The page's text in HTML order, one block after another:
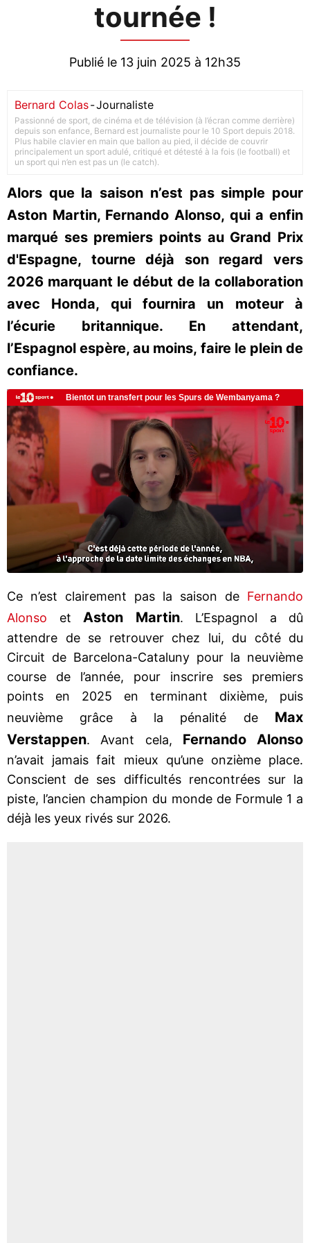
tournée !
Publié le 13 juin 2025 à 12h35
Bernard Colas-Journaliste
Passionné de sport, de cinéma et de télévision (à l’écran comme derrière)
depuis son enfance, Bernard est journaliste pour le 10 Sport depuis 2018.
Plus habile clavier en main que ballon au pied, il décide de couvrir
principalement un sport adulé, critiqué et détesté à la fois (le football) et
un sport qui n’en est pas un (le catch).
Alors que la saison n’est pas simple pour
Aston Martin, Fernando Alonso, qui a enfin
marqué ses premiers points au Grand Prix
d'Espagne, tourne déjà son regard vers
2026 marquant le début de la collaboration
avec Honda, qui fournira un moteur à
l’écurie britannique. En attendant,
l’Espagnol espère, au moins, faire le plein de
confiance.
Ce n’est clairement pas la saison de Fernando
Alonso et Aston Martin. L’Espagnol a dû
attendre de se retrouver chez lui, du côté du
Circuit de Barcelona-Cataluny pour la neuvième
course de l’année, pour inscrire ses premiers
points en 2025 en terminant dixième, puis
neuvième grâce à la pénalité deMax
Verstappen. Avant cela, Fernando Alonso
n’avait jamais fait mieux qu’une onzième place.
Conscient de ses difficultés rencontrées sur la
piste, l’ancien champion du monde de Formule 1 a
déjà les yeux rivés sur 2026.